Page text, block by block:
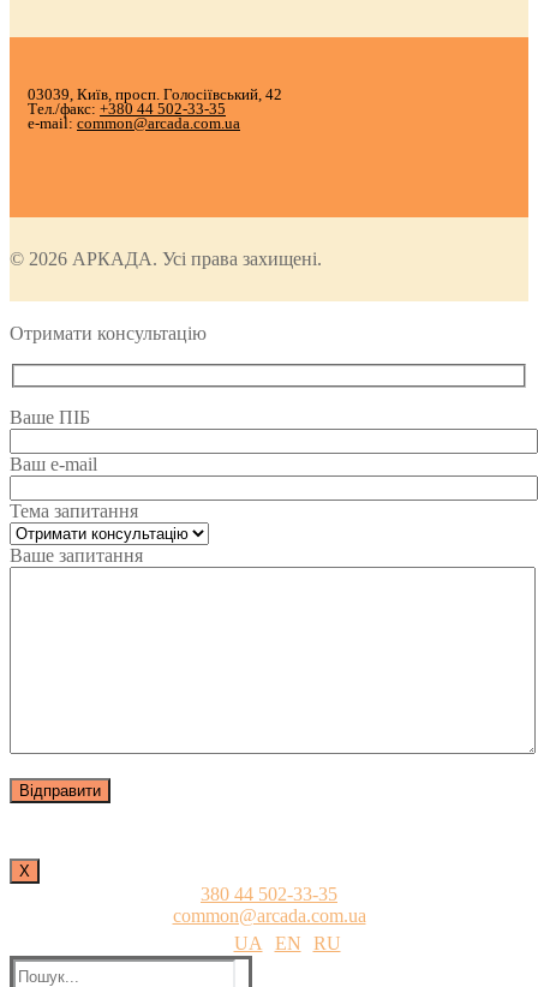
03039, Київ, просп. Голосіївський, 42
Тел./факс: +380 44 502-33-35
e-mail: common@arcada.com.ua
© 2026 АРКАДА. Усі права захищені.
Отримати консультацію
Ваше ПІБ
Ваш e-mail
Тема запитання
Ваше запитання
Х
380 44 502-33-35
common@arcada.com.ua
UA
EN
RU
Пошук: